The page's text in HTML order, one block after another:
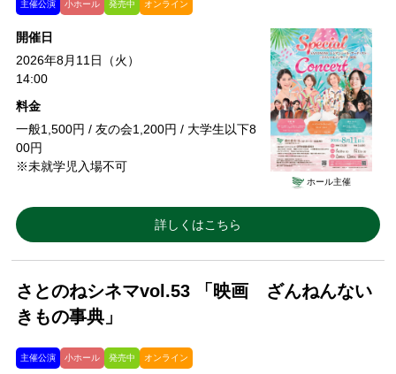
主催公演 小ホール 発売中 オンライン
ホール主催
開催日
2026年8月11日（火）
14:00
料金
一般1,500円 / 友の会1,200円 / 大学生以下8
00円
※未就学児入場不可
詳しくはこちら
さとのねシネマvol.53 「映画 ざんねんない
きもの事典」
主催公演 小ホール 発売中 オンライン